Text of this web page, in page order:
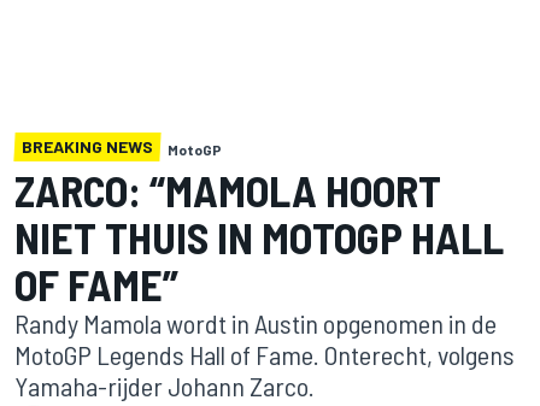
BREAKING NEWS MotoGP
ZARCO: “MAMOLA HOORT
NIET THUIS IN MOTOGP HALL
OF FAME”
Randy Mamola wordt in Austin opgenomen in de
MotoGP Legends Hall of Fame. Onterecht, volgens
Yamaha-rijder Johann Zarco.